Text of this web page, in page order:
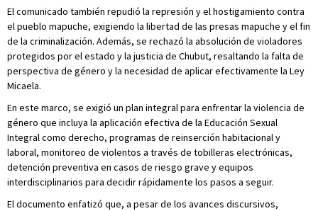
El comunicado también repudió la represión y el hostigamiento contra
el pueblo mapuche, exigiendo la libertad de las presas mapuche y el fin
de la criminalización. Además, se rechazó la absolución de violadores
protegidos por el estado y la justicia de Chubut, resaltando la falta de
perspectiva de género y la necesidad de aplicar efectivamente la Ley
Micaela.
En este marco, se exigió un plan integral para enfrentar la violencia de
género que incluya la aplicación efectiva de la Educación Sexual
Integral como derecho, programas de reinserción habitacional y
laboral, monitoreo de violentos a través de tobilleras electrónicas,
detención preventiva en casos de riesgo grave y equipos
interdisciplinarios para decidir rápidamente los pasos a seguir.
El documento enfatizó que, a pesar de los avances discursivos,